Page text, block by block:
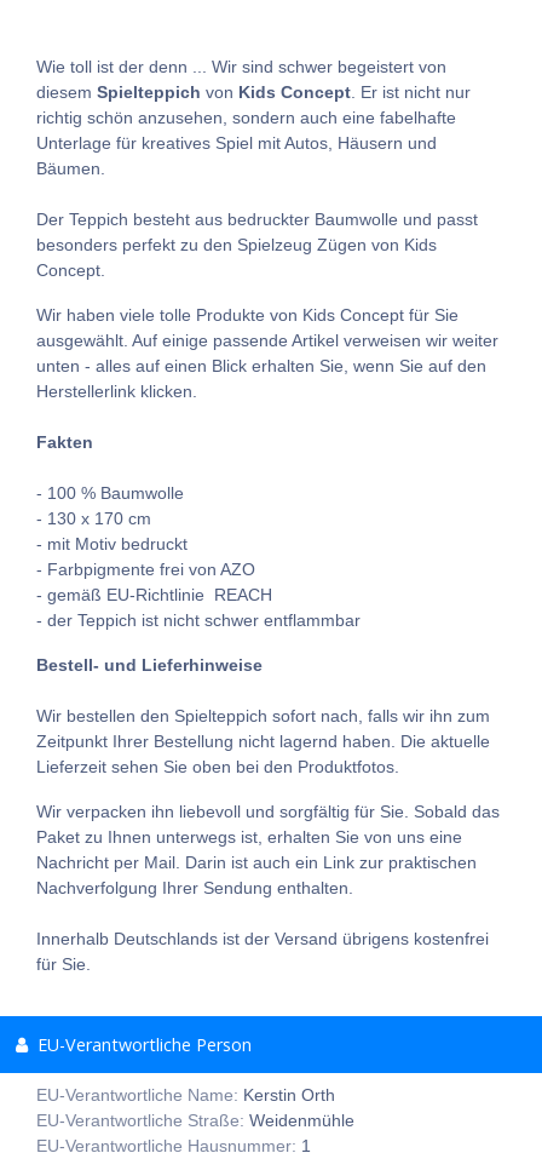
Wie toll ist der denn ... Wir sind schwer begeistert von
diesem Spielteppich von Kids Concept. Er ist nicht nur
richtig schön anzusehen, sondern auch eine fabelhafte
Unterlage für kreatives Spiel mit Autos, Häusern und
Bäumen.
Der Teppich besteht aus bedruckter Baumwolle und passt
besonders perfekt zu den Spielzeug Zügen von Kids
Concept.
Wir haben viele tolle Produkte von Kids Concept für Sie
ausgewählt. Auf einige passende Artikel verweisen wir weiter
unten - alles auf einen Blick erhalten Sie, wenn Sie auf den
Herstellerlink klicken.
Fakten
- 100 % Baumwolle
- 130 x 170 cm
- mit Motiv bedruckt
- Farbpigmente frei von AZO
- gemäß EU-Richtlinie REACH
- der Teppich ist nicht schwer entflammbar
Bestell- und Lieferhinweise
Wir bestellen den Spielteppich sofort nach, falls wir ihn zum
Zeitpunkt Ihrer Bestellung nicht lagernd haben. Die aktuelle
Lieferzeit sehen Sie oben bei den Produktfotos.
Wir verpacken ihn liebevoll und sorgfältig für Sie. Sobald das
Paket zu Ihnen unterwegs ist, erhalten Sie von uns eine
Nachricht per Mail. Darin ist auch ein Link zur praktischen
Nachverfolgung Ihrer Sendung enthalten.
Innerhalb Deutschlands ist der Versand übrigens kostenfrei
für Sie.
EU-Verantwortliche Person
EU-Verantwortliche Name: Kerstin Orth
EU-Verantwortliche Straße: Weidenmühle
EU-Verantwortliche Hausnummer: 1